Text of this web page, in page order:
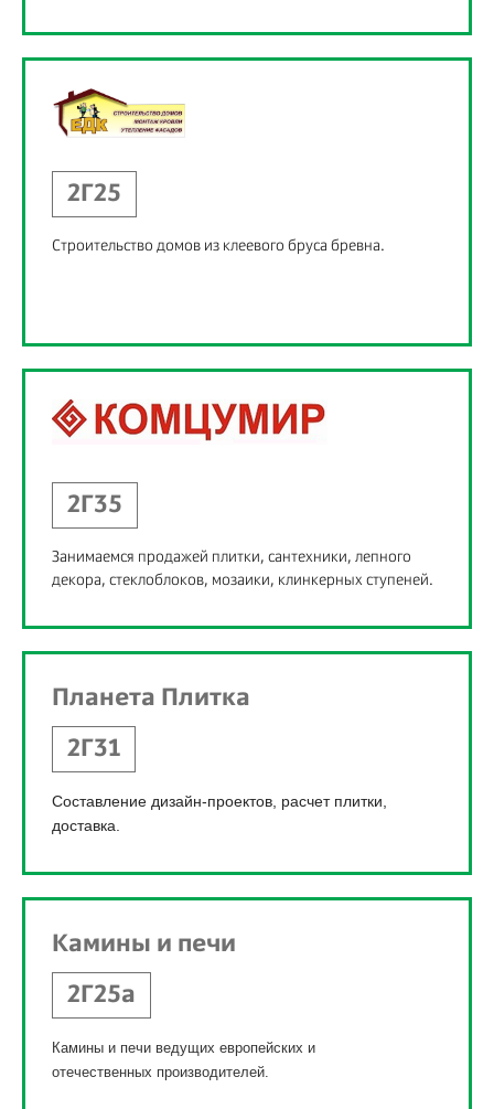
2Г25
Строительство домов из клеевого бруса бревна.
2Г35
Занимаемся продажей плитки, сантехники, лепного
декора, стеклоблоков, мозаики, клинкерных ступеней.
Планета Плитка
2Г31
Составление дизайн-проектов, расчет плитки,
доставка.
Камины и печи
2Г25а
Камины и печи ведущих европейских и
отечественных производителей.